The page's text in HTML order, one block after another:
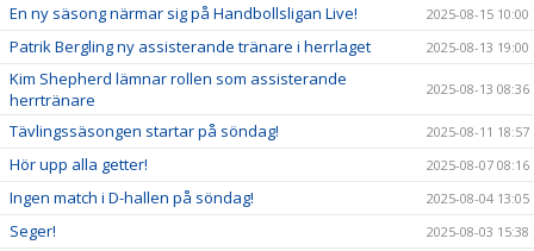
En ny säsong närmar sig på Handbollsligan Live! 2025-08-15 10:00
Patrik Bergling ny assisterande tränare i herrlaget 2025-08-13 19:00
Kim Shepherd lämnar rollen som assisterande
herrtränare
2025-08-13 08:36
Tävlingssäsongen startar på söndag! 2025-08-11 18:57
Hör upp alla getter! 2025-08-07 08:16
Ingen match i D-hallen på söndag! 2025-08-04 13:05
Seger! 2025-08-03 15:38